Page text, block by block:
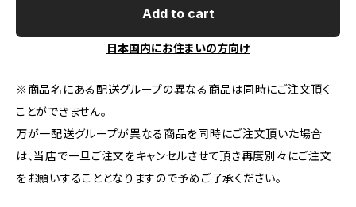
Add to cart
日本国内にお住まいの方向け
※商品名にある配送グループの異なる商品は同時にご注文頂く
ことができません。
万が一配送グループが異なる商品を同時にご注文頂いた場合
は、当店で一旦ご注文をキャンセルさせて頂き再度別々にご注文
をお願いすることとなりますので予めご了承ください。